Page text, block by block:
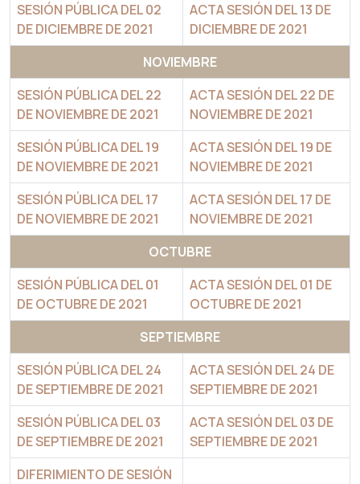
SESIÓN PÚBLICA DEL 02
DE DICIEMBRE DE 2021
ACTA SESIÓN DEL 13 DE
DICIEMBRE DE 2021
NOVIEMBRE
SESIÓN PÚBLICA DEL 22
DE NOVIEMBRE DE 2021
ACTA SESIÓN DEL 22 DE
NOVIEMBRE DE 2021
SESIÓN PÚBLICA DEL 19
DE NOVIEMBRE DE 2021
ACTA SESIÓN DEL 19 DE
NOVIEMBRE DE 2021
SESIÓN PÚBLICA DEL 17
DE NOVIEMBRE DE 2021
ACTA SESIÓN DEL 17 DE
NOVIEMBRE DE 2021
OCTUBRE
SESIÓN PÚBLICA DEL 01
DE OCTUBRE DE 2021
ACTA SESIÓN DEL 01 DE
OCTUBRE DE 2021
SEPTIEMBRE
SESIÓN PÚBLICA DEL 24
DE SEPTIEMBRE DE 2021
ACTA SESIÓN DEL 24 DE
SEPTIEMBRE DE 2021
SESIÓN PÚBLICA DEL 03
DE SEPTIEMBRE DE 2021
ACTA SESIÓN DEL 03 DE
SEPTIEMBRE DE 2021
DIFERIMIENTO DE SESIÓN